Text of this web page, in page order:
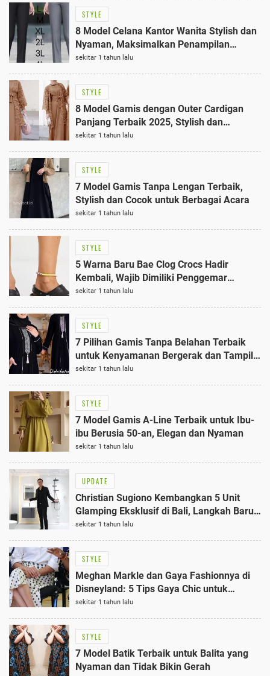
STYLE
8 Model Celana Kantor Wanita Stylish dan
Nyaman, Maksimalkan Penampilan
Profesional Anda
sekitar 1 tahun lalu
STYLE
8 Model Gamis dengan Outer Cardigan
Panjang Terbaik 2025, Stylish dan
Nyaman
sekitar 1 tahun lalu
STYLE
7 Model Gamis Tanpa Lengan Terbaik,
Stylish dan Cocok untuk Berbagai Acara
sekitar 1 tahun lalu
STYLE
5 Warna Baru Bae Clog Crocs Hadir
Kembali, Wajib Dimiliki Penggemar
Fashion!
sekitar 1 tahun lalu
STYLE
7 Pilihan Gamis Tanpa Belahan Terbaik
untuk Kenyamanan Bergerak dan Tampil
Syar'i
sekitar 1 tahun lalu
STYLE
7 Model Gamis A-Line Terbaik untuk Ibu-
ibu Berusia 50-an, Elegan dan Nyaman
sekitar 1 tahun lalu
UPDATE
Christian Sugiono Kembangkan 5 Unit
Glamping Eksklusif di Bali, Langkah Baru
di Dunia Bisnis Wisata
sekitar 1 tahun lalu
STYLE
Meghan Markle dan Gaya Fashionnya di
Disneyland: 5 Tips Gaya Chic untuk
Liburan Keluarga
sekitar 1 tahun lalu
STYLE
7 Model Batik Terbaik untuk Balita yang
Nyaman dan Tidak Bikin Gerah